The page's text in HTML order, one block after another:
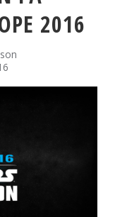
2016